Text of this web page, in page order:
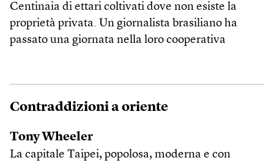
Centinaia di ettari coltivati dove non esiste la
proprietà privata. Un giornalista brasiliano ha
passato una giornata nella loro cooperativa
Contraddizioni a oriente
Tony Wheeler
La capitale Taipei, popolosa, moderna e con